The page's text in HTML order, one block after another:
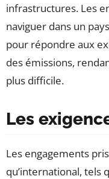
infrastructures. Les
naviguer dans un
pour répondre aux
des émissions,
plus difficile.
Les
Les engagements
qu’international, tels